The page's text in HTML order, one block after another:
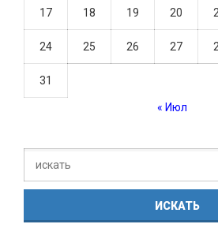
17 18 19 20
24 25 26 27
31
« Июл